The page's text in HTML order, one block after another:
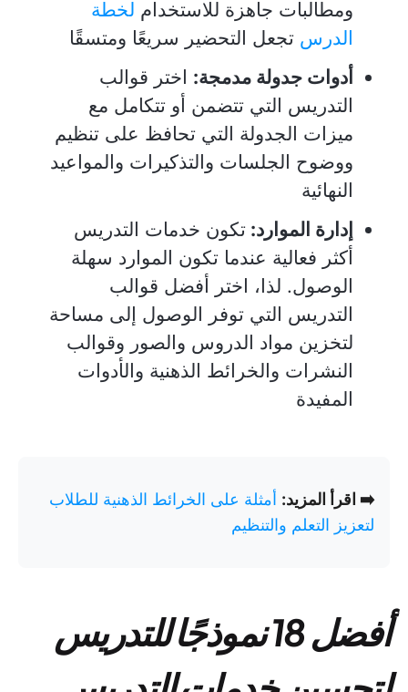
ومطالبات جاهزة للاستخدام لخطة
الدرس تجعل التحضير سريعًا ومتسقًا
أدوات جدولة مدمجة: اختر قوالب
التدريس التي تتضمن أو تتكامل مع
ميزات الجدولة التي تحافظ على تنظيم
ووضوح الجلسات والتذكيرات والمواعيد
النهائية
إدارة الموارد: تكون خدمات التدريس
أكثر فعالية عندما تكون الموارد سهلة
الوصول. لذا، اختر أفضل قوالب
التدريس التي توفر الوصول إلى مساحة
لتخزين مواد الدروس والصور وقوالب
النشرات والخرائط الذهنية والأدوات
المفيدة
➡️ اقرأ المزيد: أمثلة على الخرائط الذهنية للطلاب
لتعزيز التعلم والتنظيم
أفضل 18 نموذجًا للتدريس